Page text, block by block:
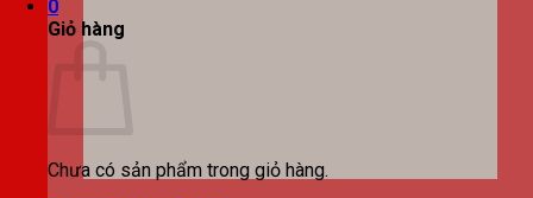
0
Giỏ hàng
Chưa có sản phẩm trong giỏ hàng.